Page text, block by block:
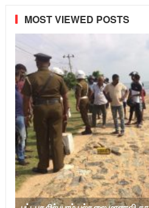
MOST VIEWED POSTS